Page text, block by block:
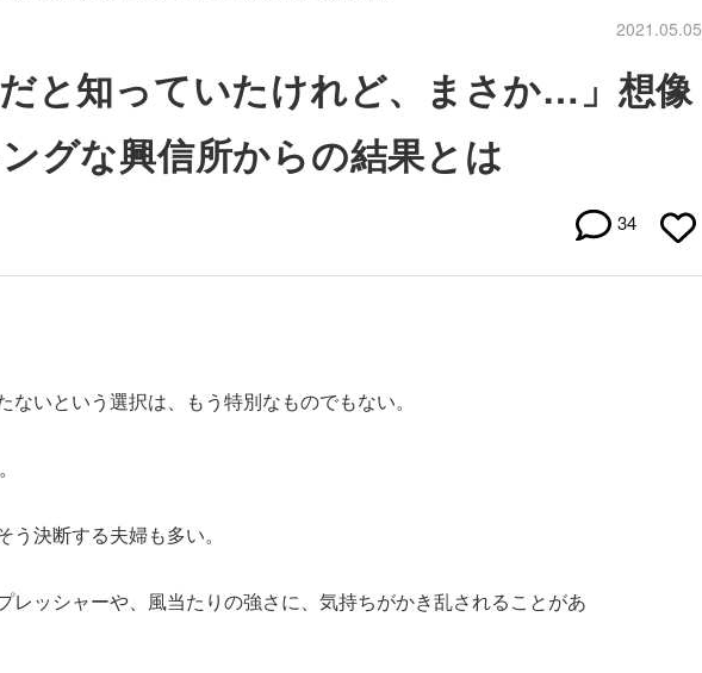
2021.05.05
だと知っていたけれど、まさか…」想像
グな興信所からの結果とは
34
ないという選択は、もう特別なものでもない。
決断する夫婦も多い。
ッシャーや、風当たりの強さに、気持ちがかき乱されることがあ